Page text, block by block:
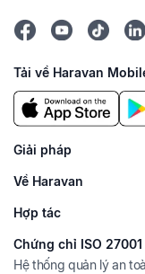
Tải về Haravan
Giải pháp
Về Haravan
Hợp tác
Chứng chỉ ISO 27001
Hệ thống quản lý an